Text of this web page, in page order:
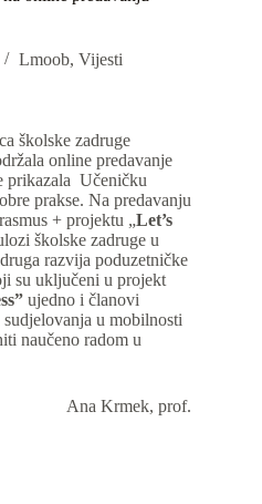
Lmoob, Vijesti
školske zadruge
online predavanje
prikazala Učeničku
prakse. Na predavanju
+ projektu „Let’s
školske zadruge u
razvija poduzetničke
su uključeni u projekt
ujedno i članovi
u mobilnosti
naučeno radom u
Ana Krmek, prof.